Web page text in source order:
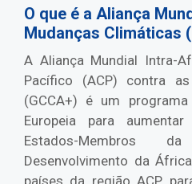
O que é a Aliança
Mudanças Climáticas
A Aliança Mundial Intra-
Pacífico (ACP) contra
(GCCA+) é um
Europeia para
Estados-Membros
Desenvolvimento da